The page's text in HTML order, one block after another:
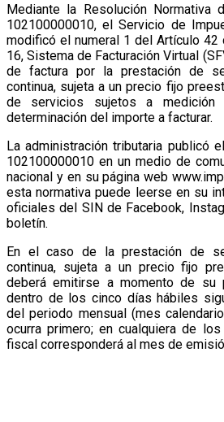
Mediante la Resolución Normativa
102100000010, el Servicio de
modificó el numeral 1 del Artículo 42
16, Sistema de Facturación Virtual
de factura por la prestación de
continua, sujeta a un precio fijo
de servicios sujetos a medición
determinación del importe a facturar.
La administración tributaria publicó
102100000010 en un medio de
nacional y en su página web
esta normativa puede leerse en su
oficiales del SIN de Facebook,
boletín.
En el caso de la prestación de
continua, sujeta a un precio fijo
deberá emitirse a momento de su
dentro de los cinco días hábiles
del periodo mensual (mes
ocurra primero; en cualquiera de
fiscal corresponderá al mes de